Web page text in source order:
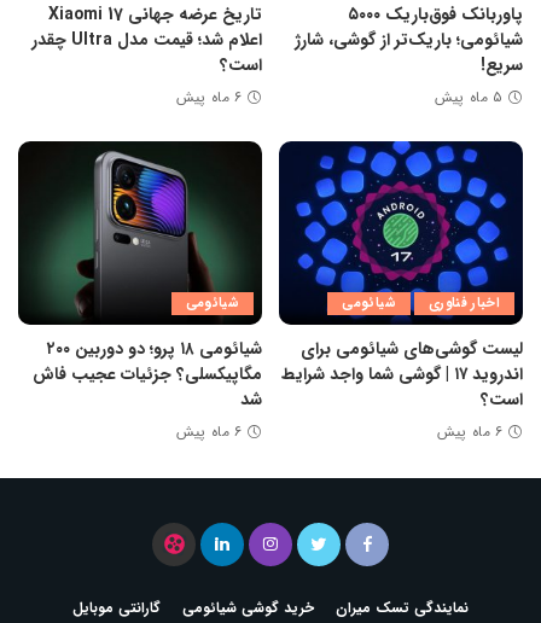
پاوربانک فوق‌باریک ۵۰۰۰
شیائومی؛ باریک‌تر از گوشی، شارژ
سریع!
۵ ماه پیش
تاریخ عرضه جهانی Xiaomi 17
اعلام شد؛ قیمت مدل Ultra چقدر
است؟
۶ ماه پیش
اخبار فناوری شیائومی
لیست گوشی‌های شیائومی برای
اندروید ۱۷ | گوشی شما واجد شرایط
است؟
۶ ماه پیش
شیائومی
شیائومی ۱۸ پرو؛ دو دوربین ۲۰۰
مگاپیکسلی؟ جزئیات عجیب فاش
شد
۶ ماه پیش
نمایندگی تسک میران خرید گوشی شیائومی گارانتی موبایل